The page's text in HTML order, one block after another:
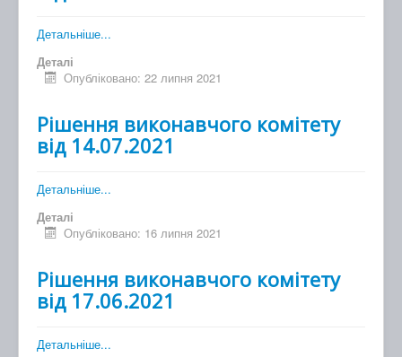
Детальніше...
Деталі
Опубліковано: 22 липня 2021
Рішення виконавчого комітету
від 14.07.2021
Детальніше...
Деталі
Опубліковано: 16 липня 2021
Рішення виконавчого комітету
від 17.06.2021
Детальніше...